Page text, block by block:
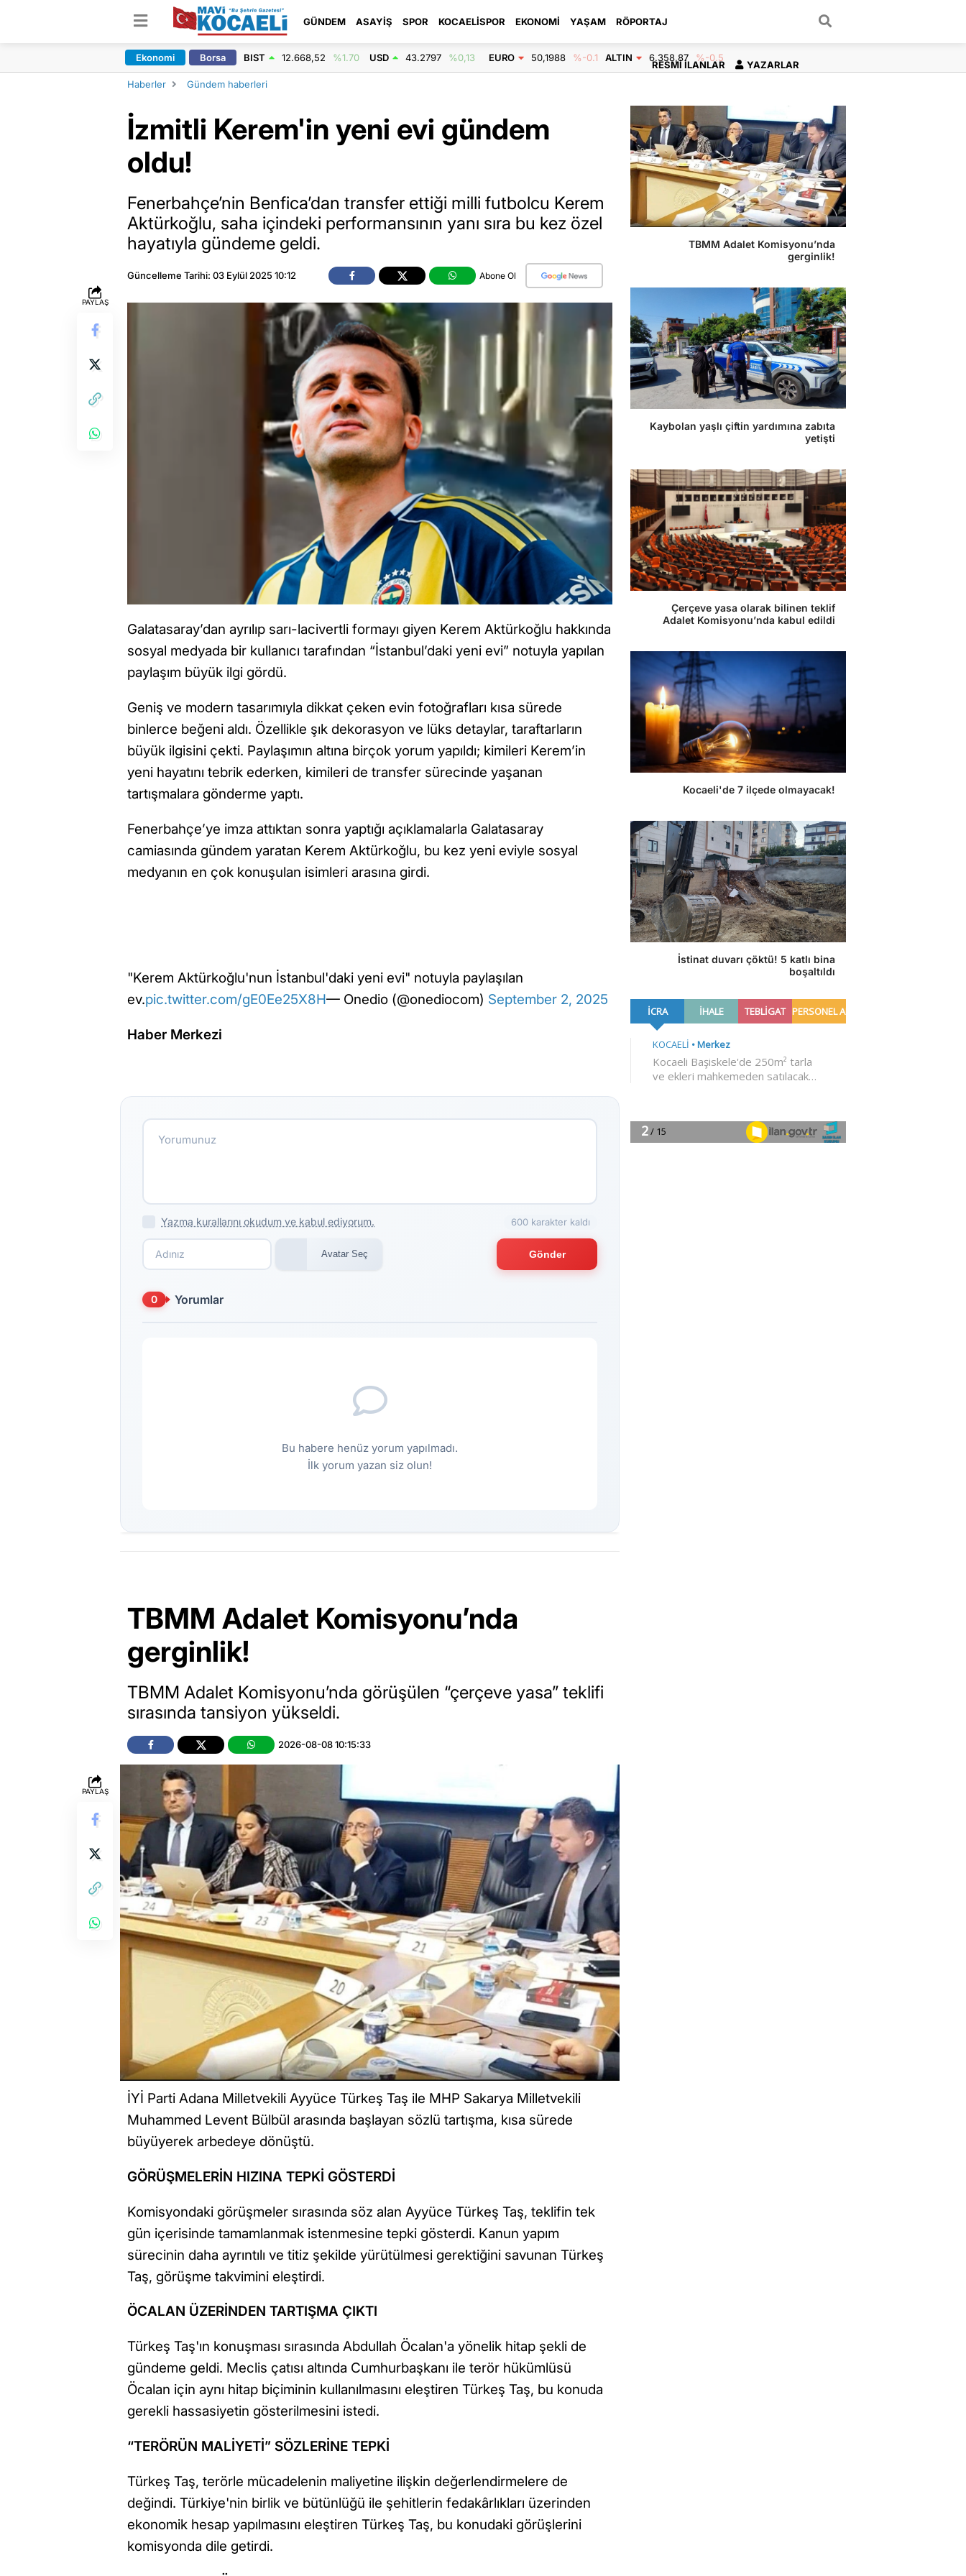
GÜNDEM ASAYIŞ SPOR KOCAELISPOR EKONOMI YAŞAM RÖPORTAJ
RESMI İLANLAR YAZARLAR
Ekonomi Borsa BIST 12.668,52 %1.70 USD 43.2797 %0,13 EURO 50,1988 %-0.1 ALTIN 6.358,87 %-0.5
Haberler Gündem haberleri
PAYLAŞ
İzmitli Kerem'in yeni evi gündem
oldu!
Fenerbahçe’nin Benfica’dan transfer ettiği milli futbolcu Kerem
Aktürkoğlu, saha içindeki performansının yanı sıra bu kez özel
hayatıyla gündeme geldi.
Güncelleme Tarihi: 03 Eylül 2025 10:12 Abone Ol
Galatasaray’dan ayrılıp sarı-lacivertli formayı giyen Kerem Aktürkoğlu hakkında
sosyal medyada bir kullanıcı tarafından “İstanbul’daki yeni evi” notuyla yapılan
paylaşım büyük ilgi gördü.
Geniş ve modern tasarımıyla dikkat çeken evin fotoğrafları kısa sürede
binlerce beğeni aldı. Özellikle şık dekorasyon ve lüks detaylar, taraftarların
büyük ilgisini çekti. Paylaşımın altına birçok yorum yapıldı; kimileri Kerem’in
yeni hayatını tebrik ederken, kimileri de transfer sürecinde yaşanan
tartışmalara gönderme yaptı.
Fenerbahçe’ye imza attıktan sonra yaptığı açıklamalarla Galatasaray
camiasında gündem yaratan Kerem Aktürkoğlu, bu kez yeni eviyle sosyal
medyanın en çok konuşulan isimleri arasına girdi.
"Kerem Aktürkoğlu'nun İstanbul'daki yeni evi" notuyla paylaşılan
ev.pic.twitter.com/gE0Ee25X8H— Onedio (@onediocom) September 2, 2025
Haber Merkezi
Yazma kurallarını okudum ve kabul ediyorum. 600 karakter kaldı
Avatar Seç Gönder
0 Yorumlar
Bu habere henüz yorum yapılmadı.
İlk yorum yazan siz olun!
PAYLAŞ
TBMM Adalet Komisyonu’nda
gerginlik!
TBMM Adalet Komisyonu’nda görüşülen “çerçeve yasa” teklifi
sırasında tansiyon yükseldi.
2026-08-08 10:15:33
İYİ Parti Adana Milletvekili Ayyüce Türkeş Taş ile MHP Sakarya Milletvekili
Muhammed Levent Bülbül arasında başlayan sözlü tartışma, kısa sürede
büyüyerek arbedeye dönüştü.
GÖRÜŞMELERİN HIZINA TEPKİ GÖSTERDİ
Komisyondaki görüşmeler sırasında söz alan Ayyüce Türkeş Taş, teklifin tek
gün içerisinde tamamlanmak istenmesine tepki gösterdi. Kanun yapım
sürecinin daha ayrıntılı ve titiz şekilde yürütülmesi gerektiğini savunan Türkeş
Taş, görüşme takvimini eleştirdi.
ÖCALAN ÜZERİNDEN TARTIŞMA ÇIKTI
Türkeş Taş'ın konuşması sırasında Abdullah Öcalan'a yönelik hitap şekli de
gündeme geldi. Meclis çatısı altında Cumhurbaşkanı ile terör hükümlüsü
Öcalan için aynı hitap biçiminin kullanılmasını eleştiren Türkeş Taş, bu konuda
gerekli hassasiyetin gösterilmesini istedi.
“TERÖRÜN MALİYETİ” SÖZLERİNE TEPKİ
Türkeş Taş, terörle mücadelenin maliyetine ilişkin değerlendirmelere de
değindi. Türkiye'nin birlik ve bütünlüğü ile şehitlerin fedakârlıkları üzerinden
ekonomik hesap yapılmasını eleştiren Türkeş Taş, bu konudaki görüşlerini
komisyonda dile getirdi.
TBMM Adalet Komisyonu’nda
gerginlik!
Kaybolan yaşlı çiftin yardımına zabıta
yetişti
Çerçeve yasa olarak bilinen teklif
Adalet Komisyonu’nda kabul edildi
Kocaeli'de 7 ilçede olmayacak!
İstinat duvarı çöktü! 5 katlı bina
boşaltıldı